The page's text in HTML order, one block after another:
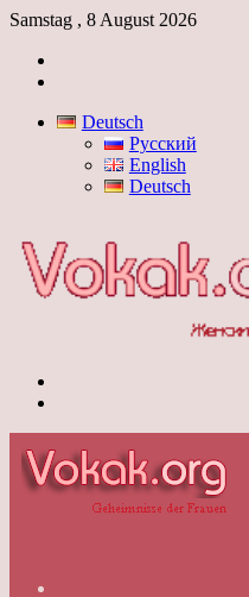
Samstag , 8 August 2026
Deutsch
Русский
English
Deutsch